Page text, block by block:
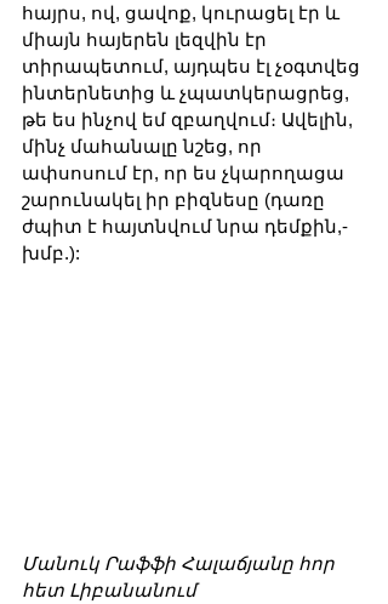
հայրս, ով, ցավոք, կուրացել էր և
միայն հայերեն լեզվին էր
տիրապետում, այդպես էլ չօգտվեց
ինտերնետից և չպատկերացրեց,
թե ես ինչով եմ զբաղվում։ Ավելին,
մինչ մահանալը նշեց, որ
ափսոսում էր, որ ես չկարողացա
շարունակել իր բիզնեսը (դառը
ժպիտ է հայտնվում նրա դեմքին,-
խմբ.):
Մանուկ Րաֆֆի Հալաճյանը հոր
հետ Լիբանանում